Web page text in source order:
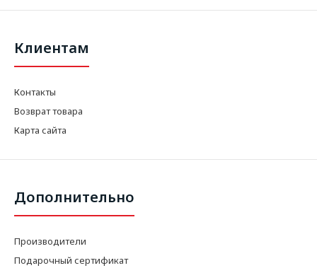
Клиентам
Контакты
Возврат товара
Карта сайта
Дополнительно
Производители
Подарочный сертификат